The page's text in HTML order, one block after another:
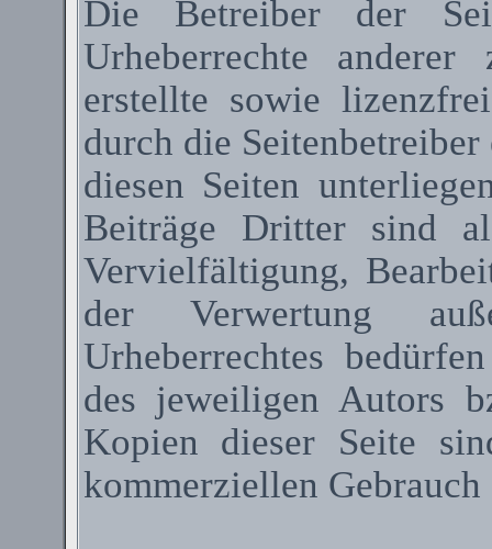
Die Betreiber der
Urheberrechte
erstellte sowie
durch die
diesen Seiten
Beiträge Dritter sind
Vervielfältigung,
der Verwertung
Urheberrechtes
des jeweiligen Autors
Kopien dieser Seite
kommerziellen Gebrauch